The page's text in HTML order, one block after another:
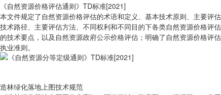
《自然资源价格评估通则》TD标准[2021]
本文件规定了自然资源价格评估的术语和定义、基本技术原则、主要评估
技术路径、主要评估方法、不同权利和不同目的下各类自然资源价格评估
的技术要点，以及自然资源政府公示价格评估；明确了自然资源价格评估
执业准则。
造林绿化落地上图技术规范